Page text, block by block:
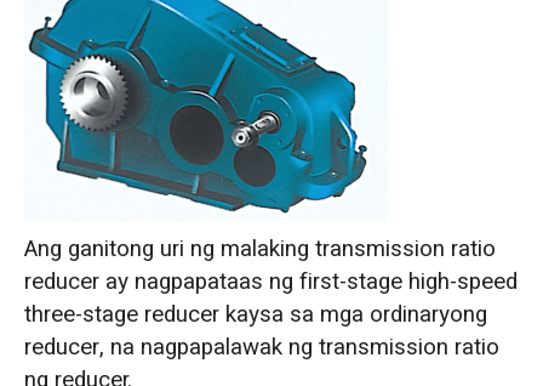
Ang ganitong uri ng malaking transmission ratio
reducer ay nagpapataas ng first-stage high-speed
three-stage reducer kaysa sa mga ordinaryong
reducer, na nagpapalawak ng transmission ratio